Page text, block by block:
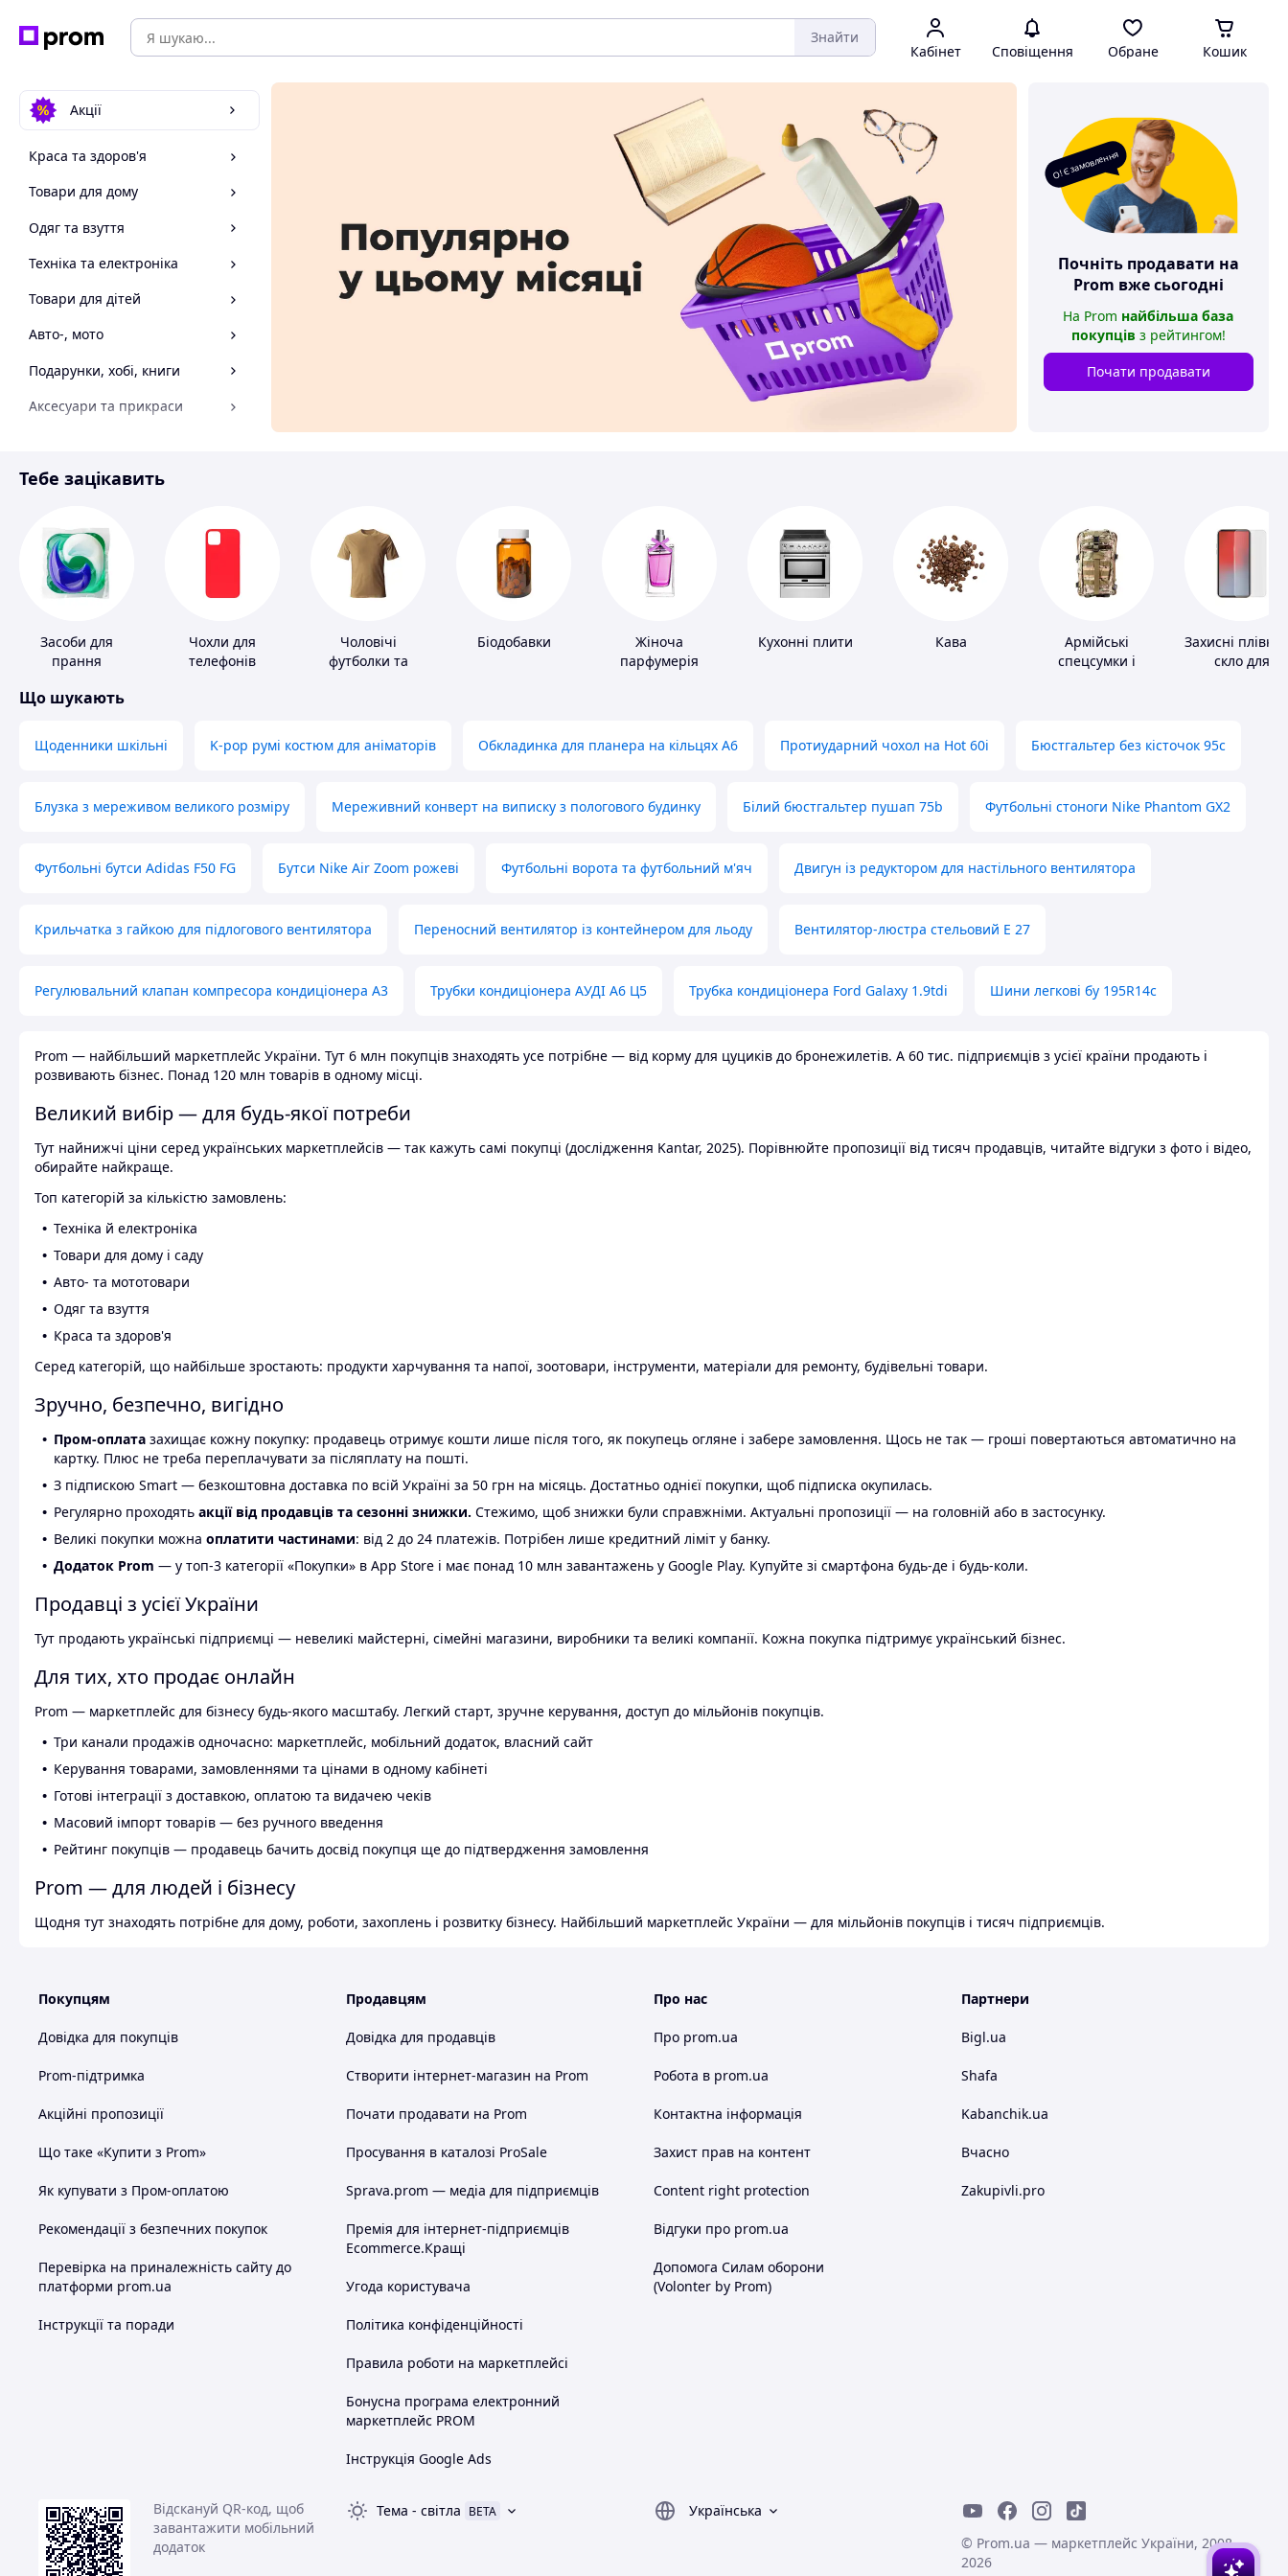
Знайти
Кабінет Сповіщення Обране Кошик
Акції
Краса та здоров'я
Товари для дому
Одяг та взуття
Техніка та електроніка
Товари для дітей
Авто-, мото
Подарунки, хобі, книги
Аксесуари та прикраси
Спорт і відпочинок
О! Є замовлення
Почніть продавати на
Prom вже сьогодні
На Prom найбільша база
покупців з рейтингом!
Почати продавати
Тебе зацікавить
Засоби для
прання
Чохли для
телефонів
Чоловічі
футболки та
Біодобавки
Жіноча
парфумерія
Кухонні плити Кава
Армійські
спецсумки і
Захисні плівки
скло для
Що шукають
Щоденники шкільні K-pop румі костюм для аніматорів Обкладинка для планера на кільцях А6 Протиударний чохол на Hot 60i Бюстгальтер без кісточок 95с
Блузка з мереживом великого розміру Мереживний конверт на виписку з пологового будинку Білий бюстгальтер пушап 75b Футбольні стоноги Nike Phantom GX2
Футбольні бутси Adidas F50 FG Бутси Nike Air Zoom рожеві Футбольні ворота та футбольний м'яч Двигун із редуктором для настільного вентилятора
Крильчатка з гайкою для підлогового вентилятора Переносний вентилятор із контейнером для льоду Вентилятор-люстра стельовий E 27
Регулювальний клапан компресора кондиціонера А3 Трубки кондиціонера АУДІ А6 Ц5 Трубка кондиціонера Ford Galaxy 1.9tdi Шини легкові бу 195R14c
Prom — найбільший маркетплейс України. Тут 6 млн покупців знаходять усе потрібне — від корму для цуциків до бронежилетів. А 60 тис. підприємців з усієї країни продають і
розвивають бізнес. Понад 120 млн товарів в одному місці.
Великий вибір — для будь-якої потреби
Тут найнижчі ціни серед українських маркетплейсів — так кажуть самі покупці (дослідження Kantar, 2025). Порівнюйте пропозиції від тисяч продавців, читайте відгуки з фото і відео,
обирайте найкраще.
Топ категорій за кількістю замовлень:
Техніка й електроніка
Товари для дому і саду
Авто- та мототовари
Одяг та взуття
Краса та здоров'я
Серед категорій, що найбільше зростають: продукти харчування та напої, зоотовари, інструменти, матеріали для ремонту, будівельні товари.
Зручно, безпечно, вигідно
Пром-оплата захищає кожну покупку: продавець отримує кошти лише після того, як покупець огляне і забере замовлення. Щось не так — гроші повертаються автоматично на
картку. Плюс не треба переплачувати за післяплату на пошті.
З підпискою Smart — безкоштовна доставка по всій Україні за 50 грн на місяць. Достатньо однієї покупки, щоб підписка окупилась.
Регулярно проходять акції від продавців та сезонні знижки. Стежимо, щоб знижки були справжніми. Актуальні пропозиції — на головній або в застосунку.
Великі покупки можна оплатити частинами: від 2 до 24 платежів. Потрібен лише кредитний ліміт у банку.
Додаток Prom — у топ-3 категорії «Покупки» в App Store і має понад 10 млн завантажень у Google Play. Купуйте зі смартфона будь-де і будь-коли.
Продавці з усієї України
Тут продають українські підприємці — невеликі майстерні, сімейні магазини, виробники та великі компанії. Кожна покупка підтримує український бізнес.
Для тих, хто продає онлайн
Prom — маркетплейс для бізнесу будь-якого масштабу. Легкий старт, зручне керування, доступ до мільйонів покупців.
Три канали продажів одночасно: маркетплейс, мобільний додаток, власний сайт
Керування товарами, замовленнями та цінами в одному кабінеті
Готові інтеграції з доставкою, оплатою та видачею чеків
Масовий імпорт товарів — без ручного введення
Рейтинг покупців — продавець бачить досвід покупця ще до підтвердження замовлення
Prom — для людей і бізнесу
Щодня тут знаходять потрібне для дому, роботи, захоплень і розвитку бізнесу. Найбільший маркетплейс України — для мільйонів покупців і тисяч підприємців.
Покупцям
Довідка для покупців
Prom-підтримка
Акційні пропозиції
Що таке «Купити з Prom»
Як купувати з Пром-оплатою
Рекомендації з безпечних покупок
Перевірка на приналежність сайту до
платформи prom.ua
Інструкції та поради
Продавцям
Довідка для продавців
Створити інтернет-магазин на Prom
Почати продавати на Prom
Просування в каталозі ProSale
Sprava.prom — медіа для підприємців
Премія для інтернет-підприємців
Ecommerce.Кращі
Угода користувача
Політика конфіденційності
Правила роботи на маркетплейсі
Бонусна програма електронний
маркетплейс PROM
Інструкція Google Ads
Про нас
Про prom.ua
Робота в prom.ua
Контактна інформація
Захист прав на контент
Content right protection
Відгуки про prom.ua
Допомога Силам оборони
(Volonter by Prom)
Партнери
Bigl.ua
Shafa
Kabanchik.ua
Вчасно
Zakupivli.pro
Відскануй QR-код, щоб
завантажити мобільний
додаток
Тема - світла BETA
Українська
© Prom.ua — маркетплейс України, 2008-
2026